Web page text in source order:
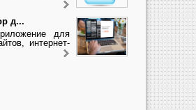
д...
для
интернет-